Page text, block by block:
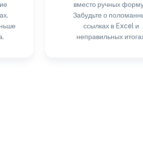
вместо ручных
Забудьте о
ссылках в Excel и
неправильных